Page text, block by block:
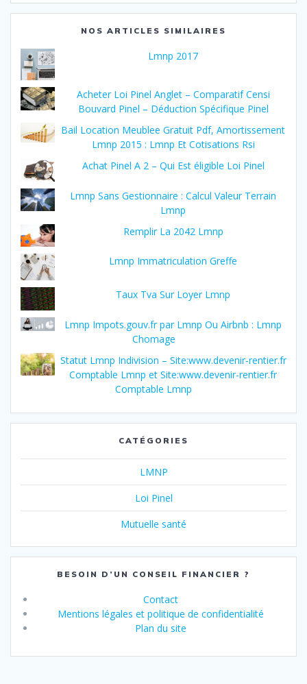
NOS ARTICLES SIMILAIRES
Lmnp 2017
Acheter Loi Pinel Anglet – Comparatif Censi
Bouvard Pinel – Déduction Spécifique Pinel
Bail Location Meublee Gratuit Pdf, Amortissement
Lmnp 2015 : Lmnp Et Cotisations Rsi
Achat Pinel A 2 – Qui Est éligible Loi Pinel
Lmnp Sans Gestionnaire : Calcul Valeur Terrain
Lmnp
Remplir La 2042 Lmnp
Lmnp Immatriculation Greffe
Taux Tva Sur Loyer Lmnp
Lmnp Impots.gouv.fr par Lmnp Ou Airbnb : Lmnp
Chomage
Statut Lmnp Indivision – Site:www.devenir-rentier.fr
Comptable Lmnp et Site:www.devenir-rentier.fr
Comptable Lmnp
CATÉGORIES
LMNP
Loi Pinel
Mutuelle santé
BESOIN D’UN CONSEIL FINANCIER ?
Contact
Mentions légales et politique de confidentialité
Plan du site